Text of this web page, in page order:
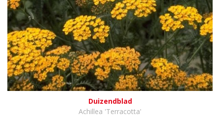
Duizendblad
Achillea 'Terracotta'